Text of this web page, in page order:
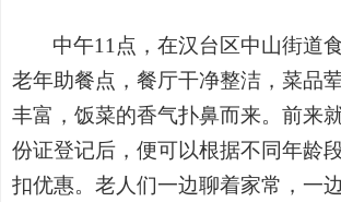
中午11点，在汉台区中山街道
老年助餐点，餐厅干净整洁，菜品
丰富，饭菜的香气扑鼻而来。前来
份证登记后，便可以根据不同年龄
扣优惠。老人们一边聊着家常，一